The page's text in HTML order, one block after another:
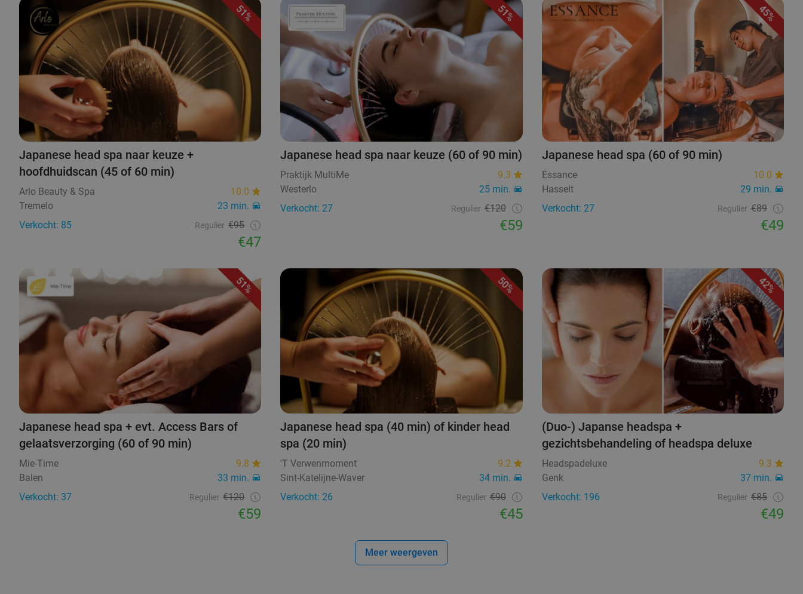
51%
Japanese head spa naar keuze +
hoofdhuidscan (45 of 60 min)
Arlo Beauty & Spa
10.0
Tremelo
23 min.
Verkocht: 85
Regulier €95
€47
51%
Japanese head spa naar keuze (60 of 90 min)
Praktijk MultiMe
9.3
Westerlo
25 min.
Verkocht: 27
Regulier €120
€59
45%
Japanese head spa (60 of 90 min)
Essance
10.0
Hasselt
29 min.
Verkocht: 27
Regulier €89
€49
51%
Japanese head spa + evt. Access Bars of
gelaatsverzorging (60 of 90 min)
Mie-Time
9.8
Balen
33 min.
Verkocht: 37
Regulier €120
€59
50%
Japanese head spa (40 min) of kinder head
spa (20 min)
'T Verwenmoment
9.2
Sint-Katelijne-Waver
34 min.
Verkocht: 26
Regulier €90
€45
42%
(Duo-) Japanse headspa +
gezichtsbehandeling of headspa deluxe
Headspadeluxe
9.3
Genk
37 min.
Verkocht: 196
Regulier €85
€49
Meer weergeven